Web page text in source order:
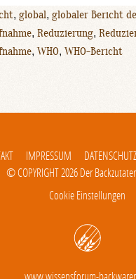
, global, globaler Bericht
, Reduzierung,
,WHO,WHO-Bericht
IMPRESSUM DATENSCHUTZ
© COPYRIGHT 2026 Der
Cookie Einstellungen
www.wissensforum-